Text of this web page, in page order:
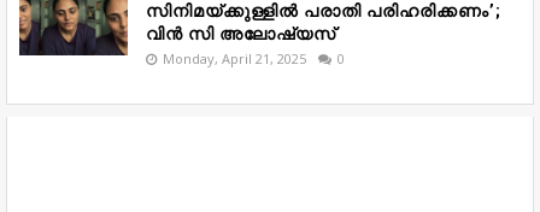
സിനിമയ്ക്കുള്ളിൽ പരാതി പരിഹരിക്കണം’;
വിൻ സി അലോഷ്യസ്
Monday, April 21, 2025 0